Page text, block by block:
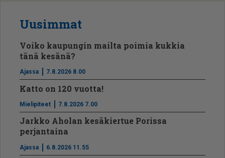
Uusimmat
Voiko kaupungin mailta poimia kukkia
tänä kesänä?
Ajassa 7.8.2026 8.00
Katto on 120 vuotta!
Mielipiteet 7.8.2026 7.00
Jarkko Aholan kesäkiertue Porissa
perjantaina
Ajassa 6.8.2026 11.55